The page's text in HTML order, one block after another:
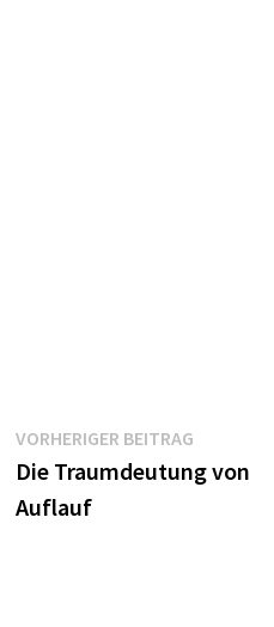
Beitragsnavigation
VORHERIGER BEITRAGVorheriger
Beitrag:
Die Traumdeutung von
Auflauf